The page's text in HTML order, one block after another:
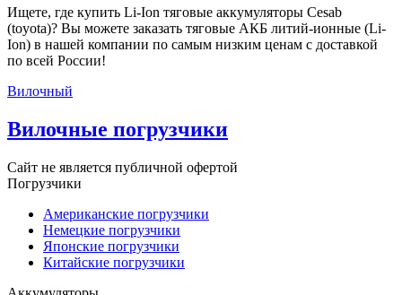
Ищете, где купить Li-Ion тяговые аккумуляторы Cesab
(toyota)? Вы можете заказать тяговые АКБ литий-ионные (Li-
Ion) в нашей компании по самым низким ценам с доставкой
по всей России!
Вилочный
Вилочные погрузчики
Сайт не является публичной офертой
Погрузчики
Американские погрузчики
Немецкие погрузчики
Японские погрузчики
Китайские погрузчики